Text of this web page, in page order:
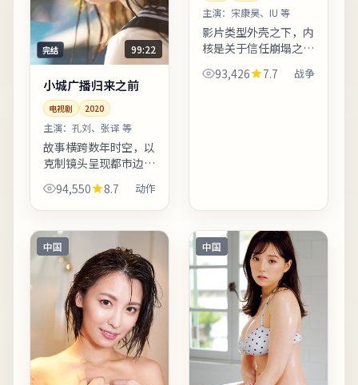
完结 99:22
小城广播归来之前
电视剧 2020
主演： 孔刘、张译 等
故事横跨数年时空，以
克制镜头呈现都市边缘
群体的生存缝隙。摄影
团队在冷暖色调切换上
陋巷昏灯对比鲜明。影
片中出现的地标多为实
景拍...
94,550 8.7 动作
主演： 宋康昊、IU 等
影片类型外壳之下，内
核是关于信任崩塌之后
如何重建日常秩序。反
派并非脸谱化恶人，动
93,426 7.7 战争
中国 中国